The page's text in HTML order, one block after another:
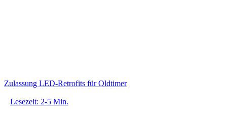
Zulassung LED-Retrofits für Oldtimer
Lesezeit: 2-5 Min.